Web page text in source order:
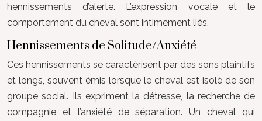
hennissements d’alerte. L’expression vocale et le
comportement du cheval sont intimement liés.
Hennissements de Solitude/Anxiété
Ces hennissements se caractérisent par des sons plaintifs
et longs, souvent émis lorsque le cheval est isolé de son
groupe social. Ils expriment la détresse, la recherche de
compagnie et l’anxiété de séparation. Un cheval qui